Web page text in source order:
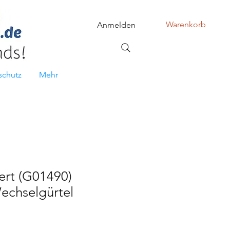
Warenkorb
Anmelden
Mehr
(G01490)